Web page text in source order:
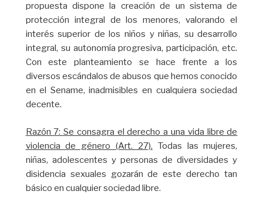
propuesta dispone la creación de un sistema de
protección integral de los menores, valorando el
interés superior de los niños y niñas, su desarrollo
integral, su autonomía progresiva, participación, etc.
Con este planteamiento se hace frente a los
diversos escándalos de abusos que hemos conocido
en el Sename, inadmisibles en cualquiera sociedad
decente.
Razón 7: Se consagra el derecho a una vida libre de
violencia de género (Art. 27). Todas las mujeres,
niñas, adolescentes y personas de diversidades y
disidencia sexuales gozarán de este derecho tan
básico en cualquier sociedad libre.